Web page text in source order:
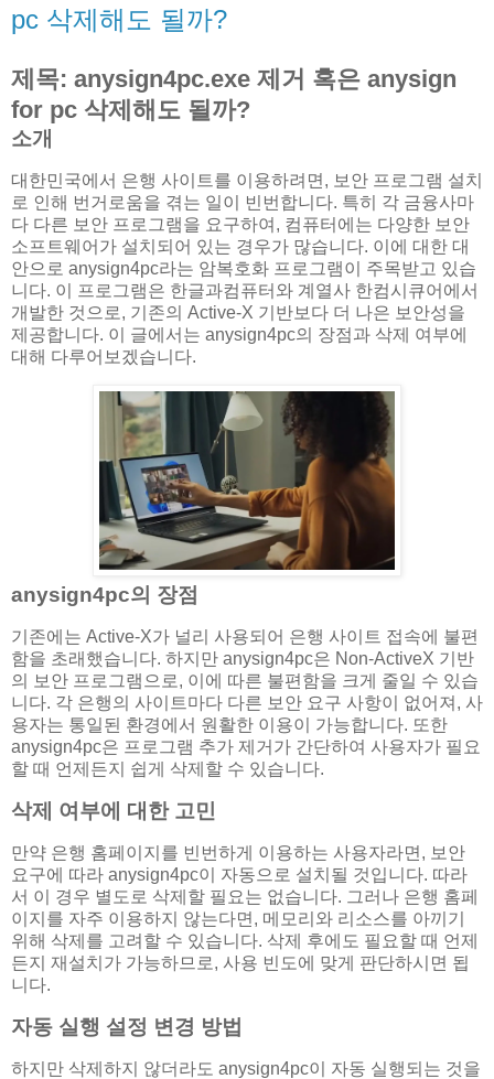
pc 삭제해도 될까?
제목: anysign4pc.exe 제거 혹은 anysign
for pc 삭제해도 될까?
소개
대한민국에서 은행 사이트를 이용하려면, 보안 프로그램 설치
로 인해 번거로움을 겪는 일이 빈번합니다. 특히 각 금융사마
다 다른 보안 프로그램을 요구하여, 컴퓨터에는 다양한 보안
소프트웨어가 설치되어 있는 경우가 많습니다. 이에 대한 대
안으로 anysign4pc라는 암복호화 프로그램이 주목받고 있습
니다. 이 프로그램은 한글과컴퓨터와 계열사 한컴시큐어에서
개발한 것으로, 기존의 Active-X 기반보다 더 나은 보안성을
제공합니다. 이 글에서는 anysign4pc의 장점과 삭제 여부에
대해 다루어보겠습니다.
anysign4pc의 장점
기존에는 Active-X가 널리 사용되어 은행 사이트 접속에 불편
함을 초래했습니다. 하지만 anysign4pc은 Non-ActiveX 기반
의 보안 프로그램으로, 이에 따른 불편함을 크게 줄일 수 있습
니다. 각 은행의 사이트마다 다른 보안 요구 사항이 없어져, 사
용자는 통일된 환경에서 원활한 이용이 가능합니다. 또한
anysign4pc은 프로그램 추가 제거가 간단하여 사용자가 필요
할 때 언제든지 쉽게 삭제할 수 있습니다.
삭제 여부에 대한 고민
만약 은행 홈페이지를 빈번하게 이용하는 사용자라면, 보안
요구에 따라 anysign4pc이 자동으로 설치될 것입니다. 따라
서 이 경우 별도로 삭제할 필요는 없습니다. 그러나 은행 홈페
이지를 자주 이용하지 않는다면, 메모리와 리소스를 아끼기
위해 삭제를 고려할 수 있습니다. 삭제 후에도 필요할 때 언제
든지 재설치가 가능하므로, 사용 빈도에 맞게 판단하시면 됩
니다.
자동 실행 설정 변경 방법
하지만 삭제하지 않더라도 anysign4pc이 자동 실행되는 것을